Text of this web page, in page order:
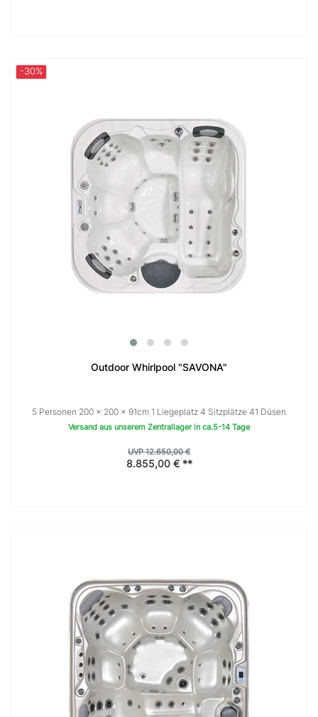
-30%
Outdoor Whirlpool "SAVONA"
5 Personen 200 × 200 x 91cm 1 Liegeplatz 4 Sitzplätze 41 Düsen
Versand aus unserem Zentrallager in ca.5-14 Tage
UVP 12.650,00 €
8.855,00 € **